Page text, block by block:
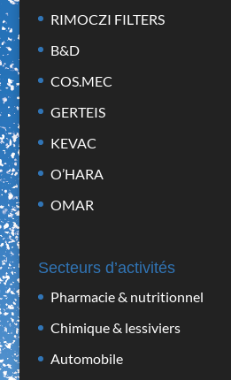
RIMOCZI FILTERS
B&D
COS.MEC
GERTEIS
KEVAC
O’HARA
OMAR
Secteurs d’activités
Pharmacie & nutritionnel
Chimique & lessiviers
Automobile